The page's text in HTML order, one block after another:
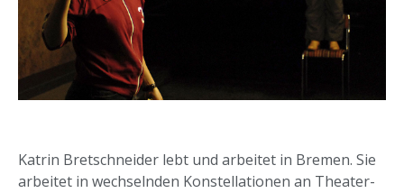
Katrin Bretschneider lebt und arbeitet in Bremen. Sie
arbeitet in wechselnden Konstellationen an Theater-